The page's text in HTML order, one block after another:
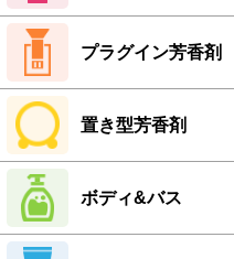
プラグイン芳香剤
置き型芳香剤
ボディ&バス